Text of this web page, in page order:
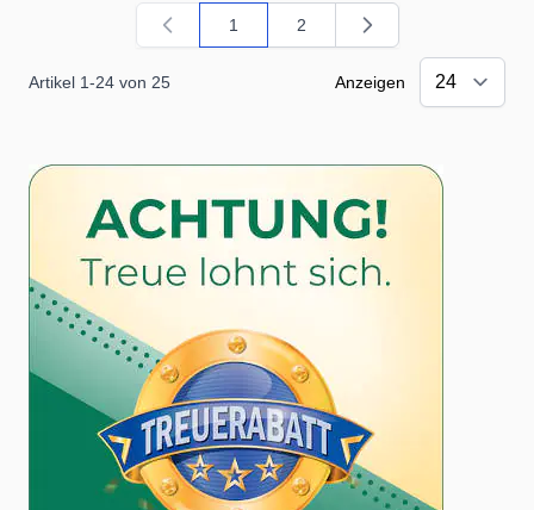
Artikel 1-24 von 25
Sie lesen gerade Seite
1
Seite
2
Anzeigen